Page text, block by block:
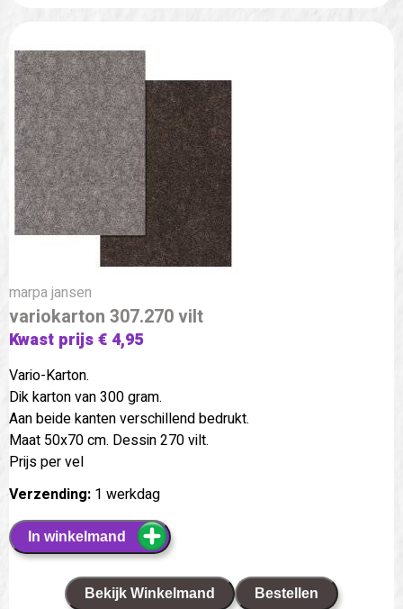
marpa jansen
variokarton 307.270 vilt
Kwast prijs € 4,95
Vario-Karton.
Dik karton van 300 gram.
Aan beide kanten verschillend bedrukt.
Maat 50x70 cm. Dessin 270 vilt.
Prijs per vel
Verzending: 1 werkdag
In winkelmand
Bekijk Winkelmand Bestellen